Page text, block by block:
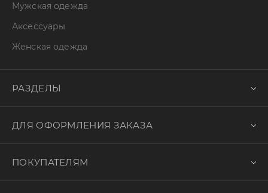
Мужская одежда
Аксессуары
Женская одежда
РАЗДЕЛЫ
ДЛЯ ОФОРМЛЕНИЯ ЗАКАЗА
ПОКУПАТЕЛЯМ